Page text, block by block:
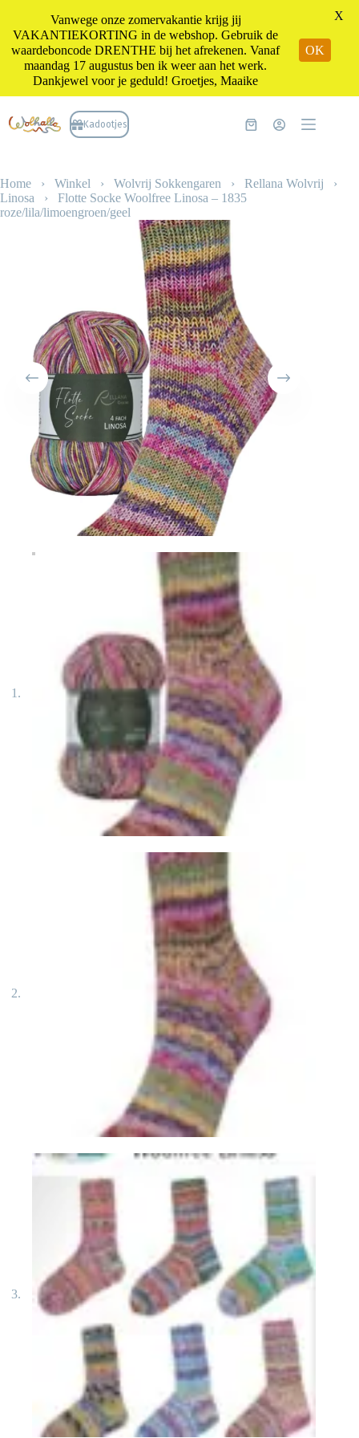
naar
de
Kadootjes Winkelwagen
Home › Winkel › Wolvrij Sokkengaren › Rellana Wolvrij ›
Linosa › Flotte Socke Woolfree Linosa – 1835
roze/lila/limoengroen/geel
Vanwege onze zomervakantie krijg jij
VAKANTIEKORTING in de webshop. Gebruik de
waardeboncode DRENTHE bij het afrekenen. Vanaf
maandag 17 augustus ben ik weer aan het werk.
Dankjewel voor je geduld! Groetjes, Maaike
OK
X